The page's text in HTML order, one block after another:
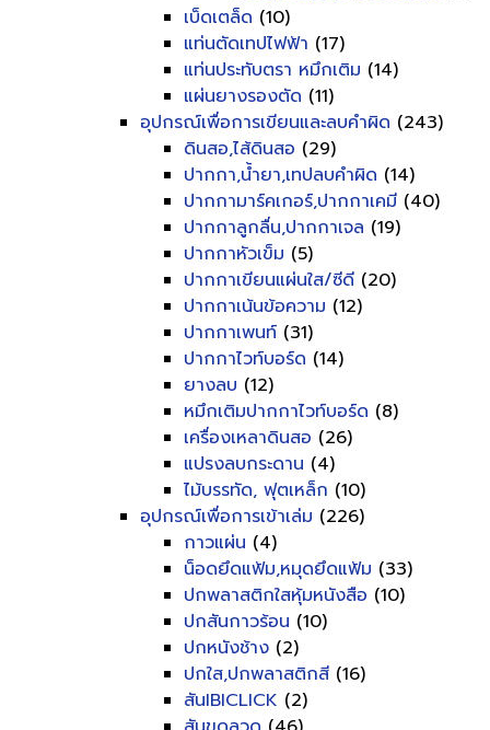
เบ็ดเตล็ด (10)
แท่นตัดเทปไฟฟ้า (17)
แท่นประทับตรา หมึกเติม (14)
แผ่นยางรองตัด (11)
อุปกรณ์เพื่อการเขียนและลบคำผิด (243)
ดินสอ,ไส้ดินสอ (29)
ปากกา,น้ำยา,เทปลบคำผิด (14)
ปากกามาร์คเกอร์,ปากกาเคมี (40)
ปากกาลูกลื่น,ปากกาเจล (19)
ปากกาหัวเข็ม (5)
ปากกาเขียนแผ่นใส/ซีดี (20)
ปากกาเน้นข้อความ (12)
ปากกาเพนท์ (31)
ปากกาไวท์บอร์ด (14)
ยางลบ (12)
หมึกเติมปากกาไวท์บอร์ด (8)
เครื่องเหลาดินสอ (26)
แปรงลบกระดาน (4)
ไม้บรรทัด, ฟุตเหล็ก (10)
อุปกรณ์เพื่อการเข้าเล่ม (226)
กาวแผ่น (4)
น็อดยึดแฟ้ม,หมุดยึดแฟ้ม (33)
ปกพลาสติกใสหุ้มหนังสือ (10)
ปกสันกาวร้อน (10)
ปกหนังช้าง (2)
ปกใส,ปกพลาสติกสี (16)
สันIBICLICK (2)